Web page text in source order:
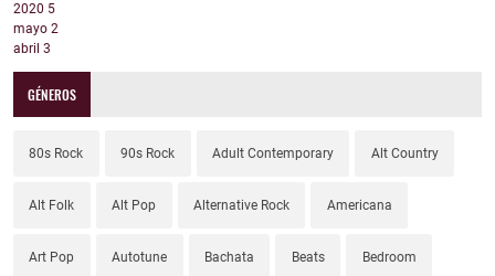
2020 5
mayo 2
abril 3
GÉNEROS
80s Rock 90s Rock Adult Contemporary Alt Country
Alt Folk Alt Pop Alternative Rock Americana
Art Pop Autotune Bachata Beats Bedroom